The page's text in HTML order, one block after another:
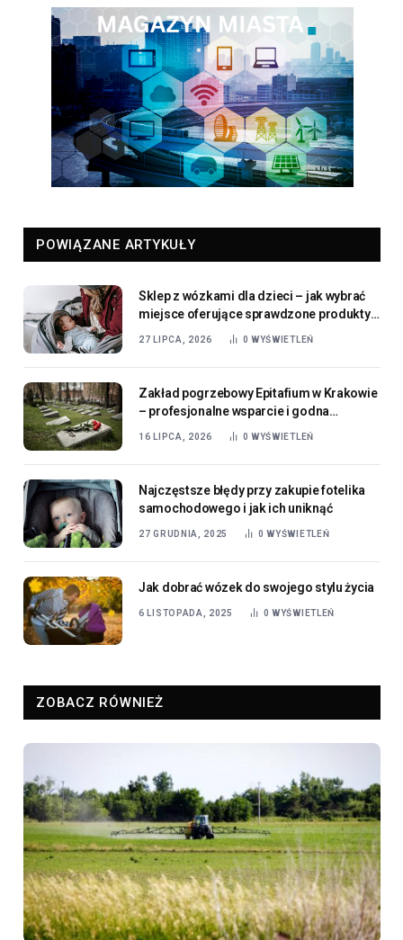
POWIĄZANE ARTYKUŁY
Sklep z wózkami dla dzieci – jak wybrać
miejsce oferujące sprawdzone produkty
dla najmłodszych
27 LIPCA, 2026 0 WYŚWIETLEŃ
Zakład pogrzebowy Epitafium w Krakowie
– profesjonalne wsparcie i godna
organizacja ostatniego pożegnania
16 LIPCA, 2026 0 WYŚWIETLEŃ
Najczęstsze błędy przy zakupie fotelika
samochodowego i jak ich uniknąć
27 GRUDNIA, 2025 0WYŚWIETLEŃ
Jak dobrać wózek do swojego stylu życia
6 LISTOPADA, 2025 0WYŚWIETLEŃ
ZOBACZ RÓWNIEŻ